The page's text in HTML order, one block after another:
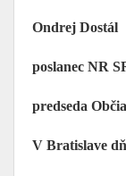
Ondrej Dostál
poslanec NR
predseda
V Bratislave